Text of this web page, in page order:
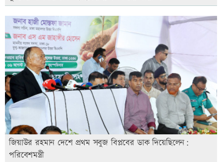
জিয়াউর রহমান দেশে প্রথম সবুজ বিপ্লবের ডাক দিয়েছিলেন:
পরিবেশমন্ত্রী